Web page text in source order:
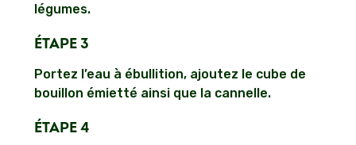
légumes.
ÉTAPE 3
Portez l’eau à ébullition, ajoutez le cube de
bouillon émietté ainsi que la cannelle.
ÉTAPE 4